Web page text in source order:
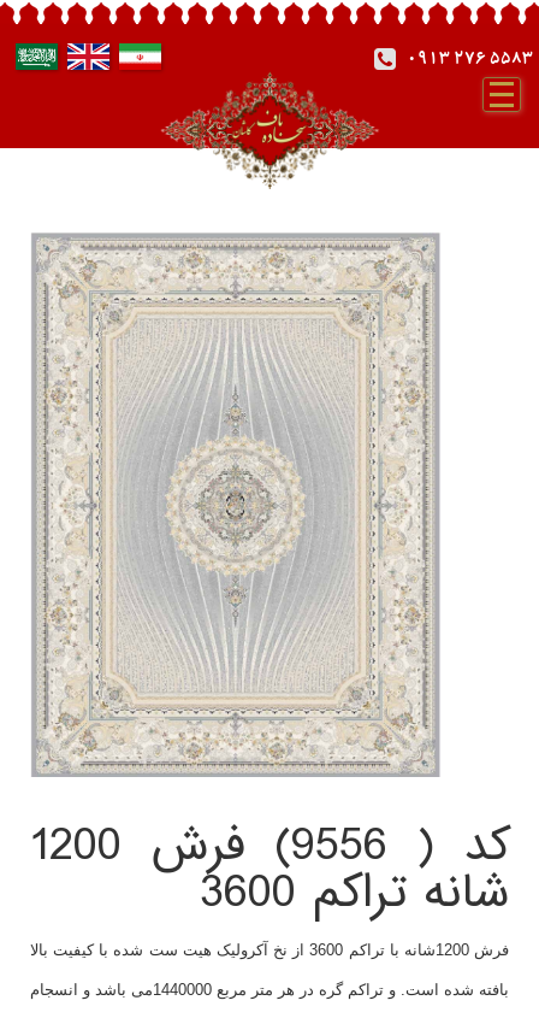
0913 276 5583
کد ( 9556) فرش 1200
شانه تراکم 3600
فرش 1200شانه با تراکم 3600 از نخ آکرولیک هیت ست شده با کیفیت بالا
بافته شده است. و تراکم گره در هر متر مربع 1440000می باشد و انسجام